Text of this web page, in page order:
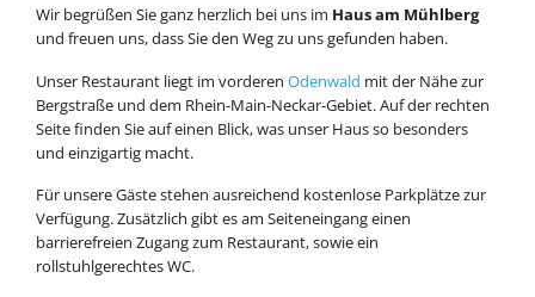
Wir begrüßen Sie ganz herzlich bei uns im Haus am Mühlberg
und freuen uns, dass Sie den Weg zu uns gefunden haben.
Unser Restaurant liegt im vorderen Odenwald mit der Nähe zur
Bergstraße und dem Rhein-Main-Neckar-Gebiet. Auf der rechten
Seite finden Sie auf einen Blick, was unser Haus so besonders
und einzigartig macht.
Für unsere Gäste stehen ausreichend kostenlose Parkplätze zur
Verfügung. Zusätzlich gibt es am Seiteneingang einen
barrierefreien Zugang zum Restaurant, sowie ein
rollstuhlgerechtes WC.